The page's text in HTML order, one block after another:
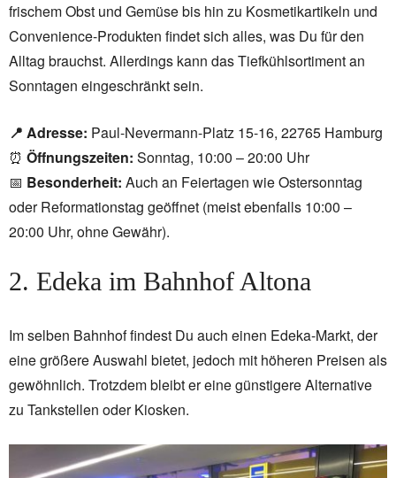
frischem Obst und Gemüse bis hin zu Kosmetikartikeln und
Convenience-Produkten findet sich alles, was Du für den
Alltag brauchst. Allerdings kann das Tiefkühlsortiment an
Sonntagen eingeschränkt sein.
📍 Adresse: Paul-Nevermann-Platz 15-16, 22765 Hamburg
⏰ Öffnungszeiten: Sonntag, 10:00 – 20:00 Uhr
📅 Besonderheit: Auch an Feiertagen wie Ostersonntag
oder Reformationstag geöffnet (meist ebenfalls 10:00 –
20:00 Uhr, ohne Gewähr).
2. Edeka im Bahnhof Altona
Im selben Bahnhof findest Du auch einen Edeka-Markt, der
eine größere Auswahl bietet, jedoch mit höheren Preisen als
gewöhnlich. Trotzdem bleibt er eine günstigere Alternative
zu Tankstellen oder Kiosken.